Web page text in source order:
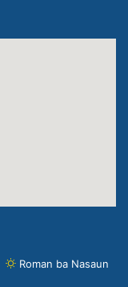
Roman ba Nasaun